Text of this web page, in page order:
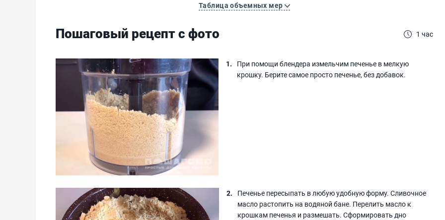
Таблица объемных мер
Пошаговый рецепт с фото 1 час
При помощи блендера измельчим печенье в мелкую
крошку. Берите самое просто печенье, без добавок.
Печенье пересыпать в любую удобную форму. Сливочное
масло растопить на водяной бане. Перелить масло к
крошкам печенья и размешать. Сформировать дно